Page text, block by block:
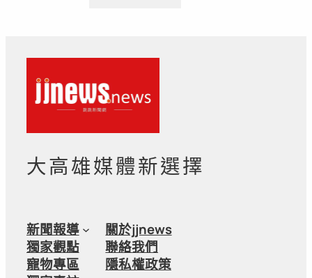
大高雄媒體新選擇
新聞報導
獨家觀點
寵物專區
關於jjnews
聯絡我們
隱私權政策